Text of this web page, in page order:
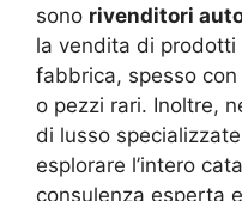
sono rivenditori
la vendita di prodotti
fabbrica, spesso
o pezzi rari. Inoltre,
di lusso
esplorare l’intero
consulenza esperta